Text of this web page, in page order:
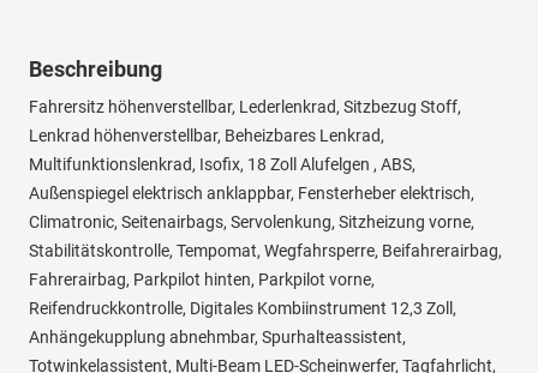
Beschreibung
Fahrersitz höhenverstellbar, Lederlenkrad, Sitzbezug Stoff,
Lenkrad höhenverstellbar, Beheizbares Lenkrad,
Multifunktionslenkrad, Isofix, 18 Zoll Alufelgen , ABS,
Außenspiegel elektrisch anklappbar, Fensterheber elektrisch,
Climatronic, Seitenairbags, Servolenkung, Sitzheizung vorne,
Stabilitätskontrolle, Tempomat, Wegfahrsperre, Beifahrerairbag,
Fahrerairbag, Parkpilot hinten, Parkpilot vorne,
Reifendruckkontrolle, Digitales Kombiinstrument 12,3 Zoll,
Anhängekupplung abnehmbar, Spurhalteassistent,
Totwinkelassistent, Multi-Beam LED-Scheinwerfer, Tagfahrlicht,